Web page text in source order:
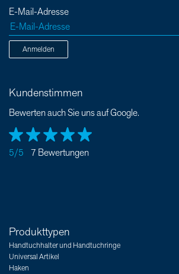
E-Mail-Adresse
Anmelden
Kundenstimmen
Bewerten auch Sie uns auf Google.
5/5 7 Bewertungen
Produkttypen
Handtuchhalter und Handtuchringe
Universal Artikel
Haken